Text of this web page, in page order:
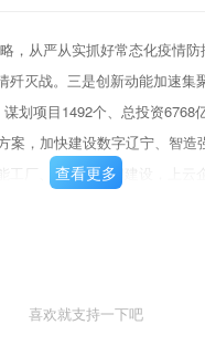
，从严从实抓好常态化疫情
歼灭战。三是创新动能加速集
谋划项目1492个、总投资6768
案，加快建设数字辽宁、智造
工厂、数字化车间建设，上云
开展“揭榜挂帅”科技攻关项目
查看更多
喜欢就支持一下吧